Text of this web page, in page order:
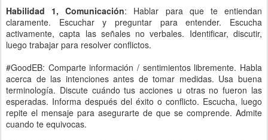
Habilidad 1, Comunicación: Hablar para que te entiendan
claramente. Escuchar y preguntar para entender. Escucha
activamente, capta las señales no verbales. Identificar, discutir,
luego trabajar para resolver conflictos.
#GoodEB: Comparte información / sentimientos libremente. Habla
acerca de las intenciones antes de tomar medidas. Usa buena
terminología. Discute cuándo tus acciones u otras no fueron las
esperadas. Informa después del éxito o conflicto. Escucha, luego
repite el mensaje para asegurarte de que se comprende. Admite
cuando te equivocas.